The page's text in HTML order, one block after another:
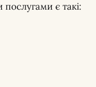
є такі: